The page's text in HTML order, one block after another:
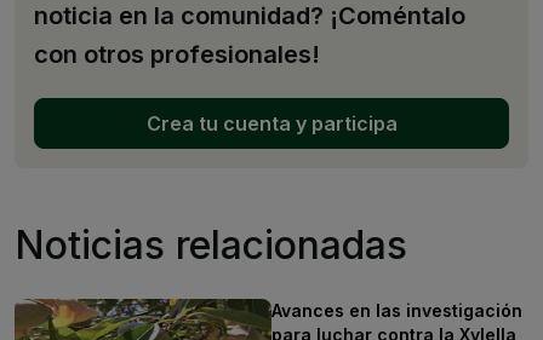
noticia en la comunidad? ¡Coméntalo
con otros profesionales!
Crea tu cuenta y participa
Noticias relacionadas
Avances en las investigación
para luchar contra la Xylella